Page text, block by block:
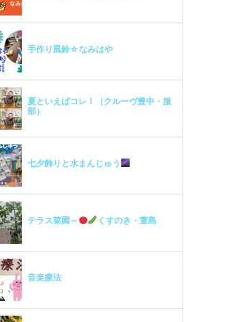
手作り風鈴☆なみはや
夏といえばコレ！（クルーヴ豊中・服
部）
七夕飾りと水まんじゅう
テラス菜園～ くすのき・萱島
音楽療法